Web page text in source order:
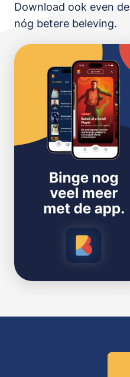
Download ook even de
nóg betere beleving.